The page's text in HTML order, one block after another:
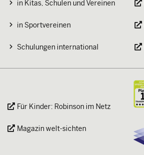
in Kitas, Schulen und Vereinen
in Sportvereinen
Schulungen international
Für Kinder: Robinson im Netz
Magazin welt-sichten